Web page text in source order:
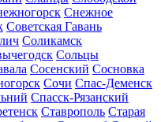
Снежное
Советская Гавань
Соликамск
Сольцы
Сосенский Сосновка
Сочи Спас-Деменск
Спасск-Рязанский
Ставрополь Старая